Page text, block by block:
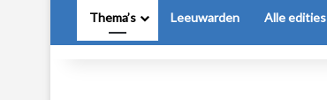
Thema’s Leeuwarden Alle edities